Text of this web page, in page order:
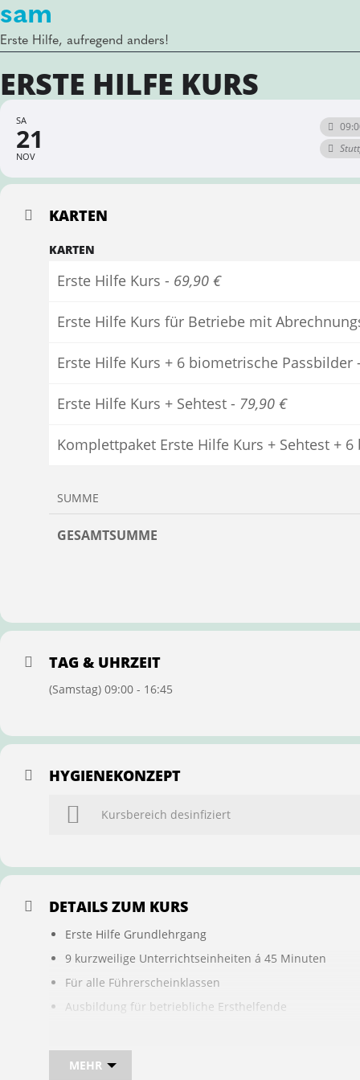
sam
Erste Hilfe, aufregend anders!
ERSTE HILFE KURS
SA
21
NOV
KARTEN
KARTEN
Erste Hilfe Kurs - 69,90 €
Erste Hilfe Kurs für Betriebe mit
Erste Hilfe Kurs + 6 biometrische Passbilder
Erste Hilfe Kurs + Sehtest - 79,90 €
Komplettpaket Erste Hilfe Kurs + Sehtest +
SUMME
GESAMTSUMME
TAG & UHRZEIT
(Samstag) 09:00 - 16:45
HYGIENEKONZEPT
Kursbereich desinfiziert
DETAILS ZUM KURS
Erste Hilfe Grundlehrgang
9 kurzweilige Unterrichtseinheiten á 45 Minuten
Für alle Führerscheinklassen
Ausbildung für betriebliche Ersthelfende
Bei sam kannst du direkt im Kurs auch gleich, den für
MEHR